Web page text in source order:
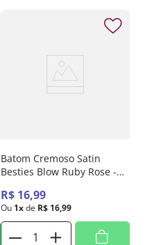
Batom Cremoso Satin
Besties Blow Ruby Rose -
R$ 16,99
Ou 1x de R$ 16,99